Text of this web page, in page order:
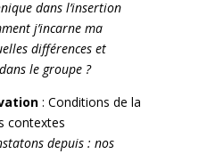
dans l’insertion
j’incarne ma
différences et
le groupe ?
: Conditions de la
contextes
depuis : nos